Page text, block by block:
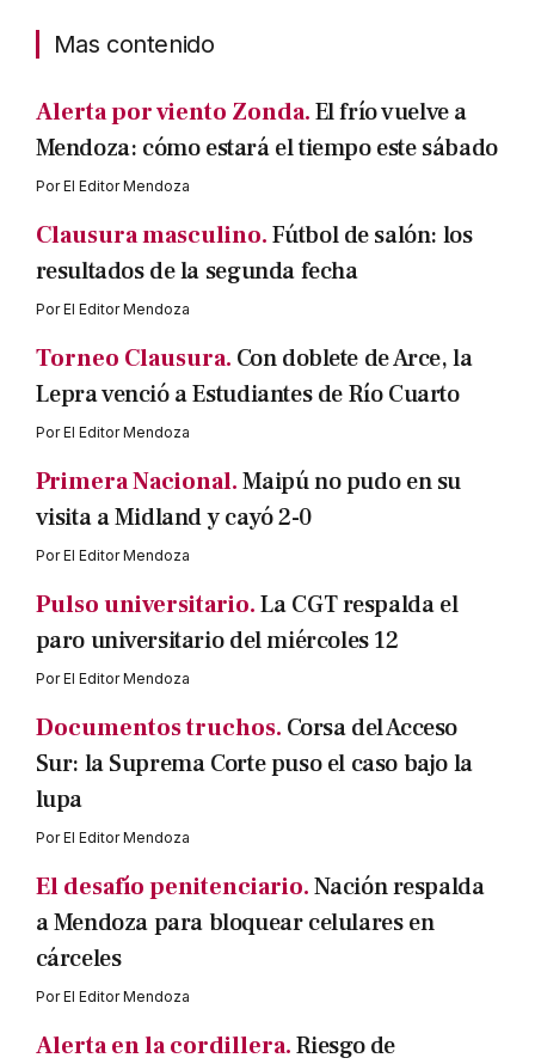
Mas contenido
Alerta por viento Zonda.El frío vuelve a
Mendoza: cómo estará el tiempo este sábado
PorEl Editor Mendoza
Clausura masculino.Fútbol de salón: los
resultados de la segunda fecha
PorEl Editor Mendoza
Torneo Clausura. Con doblete de Arce, la
Lepra venció a Estudiantes de Río Cuarto
PorEl Editor Mendoza
Primera Nacional.Maipú no pudo en su
visita a Midland y cayó 2-0
PorEl Editor Mendoza
Pulso universitario.La CGT respalda el
paro universitario del miércoles 12
PorEl Editor Mendoza
Documentos truchos. Corsa del Acceso
Sur: la Suprema Corte puso el caso bajo la
lupa
PorEl Editor Mendoza
El desafío penitenciario.Nación respalda
a Mendoza para bloquear celulares en
cárceles
PorEl Editor Mendoza
Alerta en la cordillera.Riesgo de